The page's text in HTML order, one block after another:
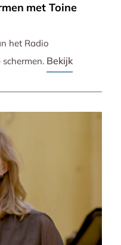
met Toine
het Radio
Bekijk